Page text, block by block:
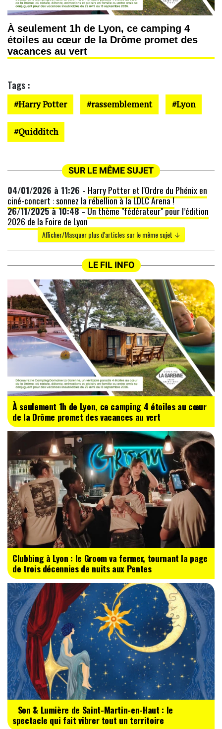
À seulement 1h de Lyon, ce camping 4
étoiles au cœur de la Drôme promet des
vacances au vert
Tags :
Harry Potter rassemblement Lyon
Quidditch
SUR LE MÊME SUJET
04/01/2026 à 11:26 - Harry Potter et l'Ordre du Phénix en
ciné-concert : sonnez la rébellion à la LDLC Arena !
26/11/2025 à 10:48 -Un thème "fédérateur" pour l’édition
2026 de la Foire de Lyon
Afficher/Masquer plus d'articles sur le même sujet ↓
LE FIL INFO
À seulement 1h de Lyon, ce camping 4 étoiles au cœur
de la Drôme promet des vacances au vert
Clubbing à Lyon : le Groom va fermer, tournant la page
de trois décennies de nuits aux Pentes
Son & Lumière de Saint-Martin-en-Haut : le
spectacle qui fait vibrer tout un territoire